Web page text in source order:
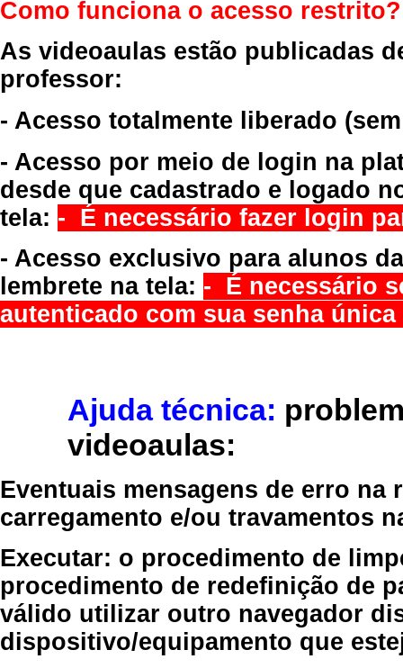
Como funciona o acesso restrito?
As videoaulas estão publicadas
professor:
- Acesso totalmente liberado
- Acesso por meio de login na
desde que cadastrado e logado
tela: - É necessário fazer login
- Acesso exclusivo para alunos
lembrete na tela: - É necessário
autenticado com sua senha
Ajuda técnica:
videoaulas:
Eventuais mensagens de erro
carregamento e/ou travamentos
Executar: o procedimento de
procedimento de redefinição de
válido utilizar outro navegador
dispositivo/equipamento que